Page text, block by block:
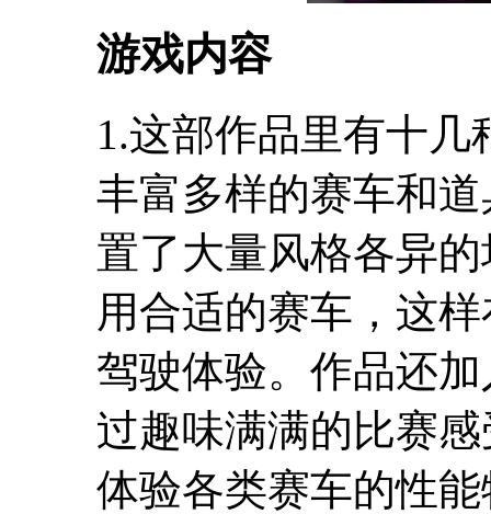
游戏内容
1.这部作品里有十
丰富多样的赛车和
置了大量风格各异
用合适的赛车，这
驾驶体验。作品还
过趣味满满的比赛
体验各类赛车的性